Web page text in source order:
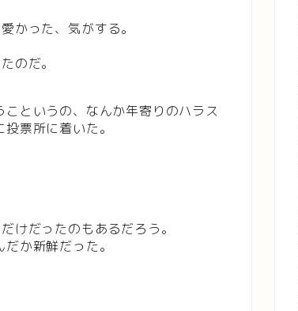
かった、気がする。
のだ。
というの、なんか年寄りのハラス
票所に着いた。
けだったのもあるだろう。
か新鮮だった。